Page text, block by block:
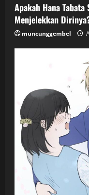
Apakah Hana
Menjelekkan
muncunggembel